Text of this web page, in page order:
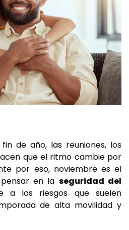
de año, las reuniones, los
que el ritmo cambie por
por eso, noviembre es el
en la seguridad del
a los riesgos que suelen
de alta movilidad y